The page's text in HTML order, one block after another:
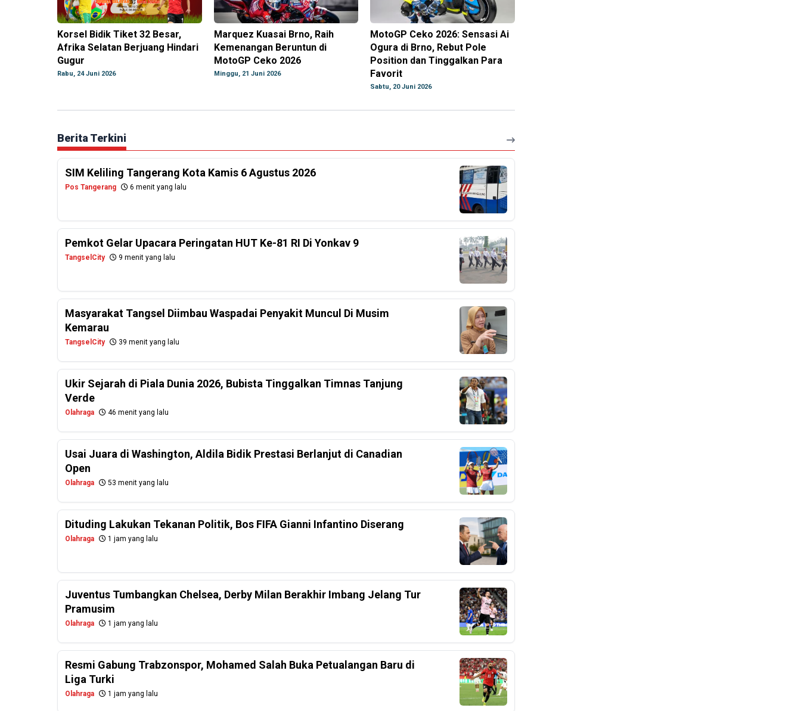
Korsel Bidik Tiket 32 Besar,
Afrika Selatan Berjuang Hindari
Gugur
Rabu, 24 Juni 2026
Marquez Kuasai Brno, Raih
Kemenangan Beruntun di
MotoGP Ceko 2026
Minggu, 21 Juni 2026
MotoGP Ceko 2026: Sensasi Ai
Ogura di Brno, Rebut Pole
Position dan Tinggalkan Para
Favorit
Sabtu, 20 Juni 2026
Berita Terkini
SIM Keliling Tangerang Kota Kamis 6 Agustus 2026
Pos Tangerang 6 menit yang lalu
Pemkot Gelar Upacara Peringatan HUT Ke-81 RI Di Yonkav 9
TangselCity 9 menit yang lalu
Masyarakat Tangsel Diimbau Waspadai Penyakit Muncul Di Musim
Kemarau
TangselCity 39 menit yang lalu
Ukir Sejarah di Piala Dunia 2026, Bubista Tinggalkan Timnas Tanjung
Verde
Olahraga 46 menit yang lalu
Usai Juara di Washington, Aldila Bidik Prestasi Berlanjut di Canadian
Open
Olahraga 53 menit yang lalu
Dituding Lakukan Tekanan Politik, Bos FIFA Gianni Infantino Diserang
Olahraga 1 jam yang lalu
Juventus Tumbangkan Chelsea, Derby Milan Berakhir Imbang Jelang Tur
Pramusim
Olahraga 1 jam yang lalu
Resmi Gabung Trabzonspor, Mohamed Salah Buka Petualangan Baru di
Liga Turki
Olahraga 1 jam yang lalu